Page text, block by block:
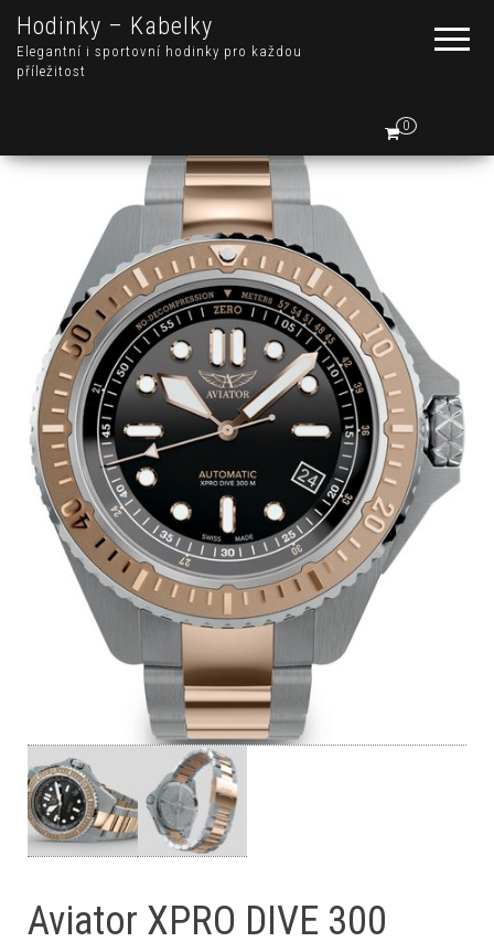
Hodinky – Kabelky
Elegantní i sportovní hodinky pro každou
příležitost
0
Aviator XPRO DIVE 300